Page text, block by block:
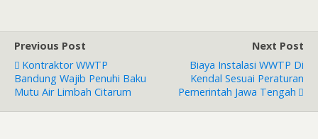
Previous Post
Kontraktor WWTP
Bandung Wajib Penuhi Baku
Mutu Air Limbah Citarum
Next Post
Biaya Instalasi WWTP Di
Kendal Sesuai Peraturan
Pemerintah Jawa Tengah